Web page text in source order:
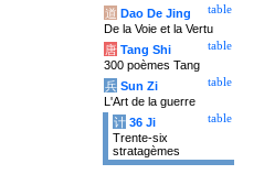
table
道 Dao De Jing
De la Voie et la Vertu
table
唐 Tang Shi
300 poèmes Tang
table
兵 Sun Zi
L'Art de la guerre
table
计 36 Ji
Trente-six
stratagèmes